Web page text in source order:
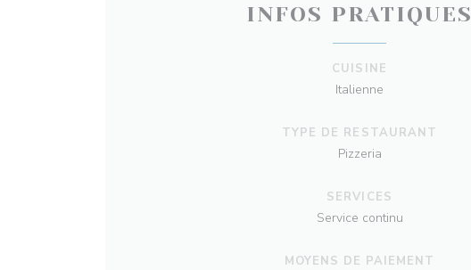
INFOS PRATIQUES
CUISINE
Italienne
TYPE DE RESTAURANT
Pizzeria
SERVICES
Service continu
MOYENS DE PAIEMENT